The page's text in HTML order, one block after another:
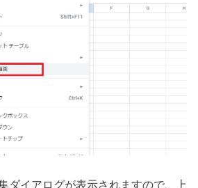
ダイアログが表示されますので、上